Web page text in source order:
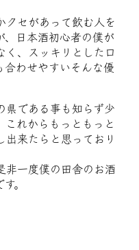
クセがあって飲む人を
、日本酒初心者の僕が
く、スッキリとした口
合わせやすいそんな優
県である事も知らず少
これからもっともっと
来たらと思っており
非一度僕の田舎のお酒
。